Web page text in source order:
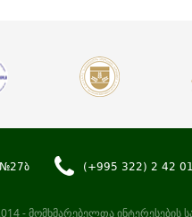
№27ბ (+995 322) 2 42
- მომხმარებელთა ინტერესების